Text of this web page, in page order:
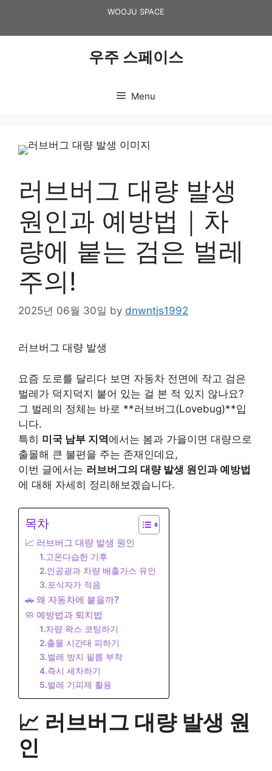
content
WOOJU SPACE
우주 스페이스
Menu
러브버그 대량 발생
원인과 예방법｜차
량에 붙는 검은 벌레
주의!
2025년 06월 30일 by dnwntjs1992
러브버그 대량 발생
요즘 도로를 달리다 보면 자동차 전면에 작고 검은
벌레가 덕지덕지 붙어 있는 걸 본 적 있지 않나요?
그 벌레의 정체는 바로 **러브버그(Lovebug)**입
니다.
특히 미국 남부 지역에서는 봄과 가을이면 대량으로
출몰해 큰 불편을 주는 존재인데요,
이번 글에서는 러브버그의 대량 발생 원인과 예방법
에 대해 자세히 정리해보겠습니다.
목차
📈 러브버그 대량 발생 원인
1.고온다습한 기후
2.인공광과 차량 배출가스 유인
3.포식자가 적음
🚗 왜 자동차에 붙을까?
🧼 예방법과 퇴치법
1.차량 왁스 코팅하기
2.출몰 시간대 피하기
3.벌레 방지 필름 부착
4.즉시 세차하기
5.벌레 기피제 활용
📈 러브버그 대량 발생 원
인